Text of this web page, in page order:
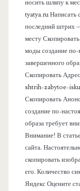
носить шляпу к
tyatya.ru
последний штрих
месту
моды создание
завершенного
Скопировать
shtrih-zabytoe-
Скопировать
создание по-
образа требует
Внимание! В
сайта.
скопировать
его. Количество
Яндекс Оцените